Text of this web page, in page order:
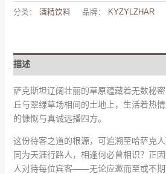
分类： 酒精饮料 品牌： KYZYLZHAR
描述
萨克斯坦辽阔壮丽的草原蕴藏着无数秘
丘与翠绿草场相间的土地上，生活着热
的慷慨与真诚远播四方。
这份待客之道的根源，可追溯至哈萨克人
同为天涯行路人，相逢何必曾相识？正
人对待每位宾客——无论应邀而至或不